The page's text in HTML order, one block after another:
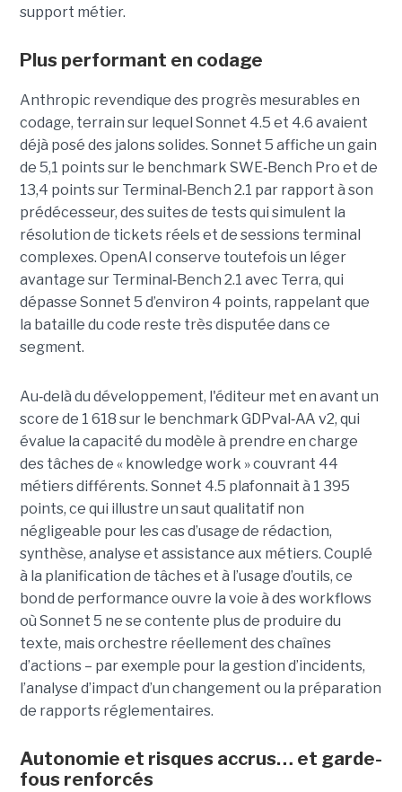
support métier.
Plus performant en codage
Anthropic revendique des progrès mesurables en
codage, terrain sur lequel Sonnet 4.5 et 4.6 avaient
déjà posé des jalons solides. Sonnet 5 affiche un gain
de 5,1 points sur le benchmark SWE‑Bench Pro et de
13,4 points sur Terminal ‑Bench 2.1 par rapport à son
prédécesseur, des suites de tests qui simulent la
résolution de tickets réels et de sessions terminal
complexes. OpenAI conserve toutefois un léger
avantage sur Terminal ‑Bench 2.1 avec Terra, qui
dépasse Sonnet 5 d’environ 4 points, rappelant que
la bataille du code reste très disputée dans ce
segment.
Au‑delà du développement, l'éditeur met en avant un
score de 1 618 sur le benchmark GDPval ‑AA v2, qui
évalue la capacité du modèle à prendre en charge
des tâches de « knowledge work » couvrant 44
métiers différents. Sonnet 4.5 plafonnait à 1 395
points, ce qui illustre un saut qualitatif non
négligeable pour les cas d’usage de rédaction,
synthèse, analyse et assistance aux métiers. Couplé
à la planification de tâches et à l’usage d’outils, ce
bond de performance ouvre la voie à des workflows
où Sonnet 5 ne se contente plus de produire du
texte, mais orchestre réellement des chaînes
d’actions – par exemple pour la gestion d’incidents,
l’analyse d’impact d’un changement ou la préparation
de rapports réglementaires.
Autonomie et risques accrus… et garde-
fous renforcés